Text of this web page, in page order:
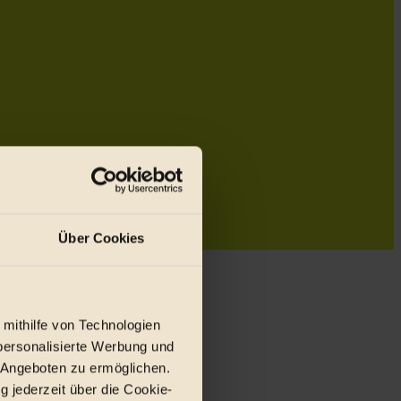
Über Cookies
von Technologien
Werbung und
zu ermöglichen.
jederzeit über die Cookie-